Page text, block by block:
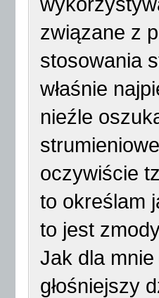
związane z
stosowania
właśnie
nieźle
oczywiście
to określam
to jest
Jak dla mnie
głośniejszy